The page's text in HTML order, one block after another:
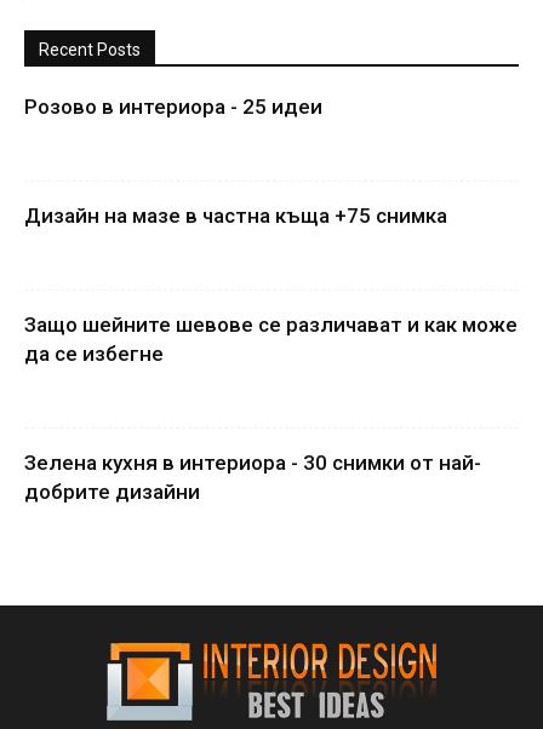
Recent Posts
Розово в интериора - 25 идеи
Дизайн на мазе в частна къща +75 снимка
Защо шейните шевове се различават и как може
да се избегне
Зелена кухня в интериора - 30 снимки от най-
добрите дизайни